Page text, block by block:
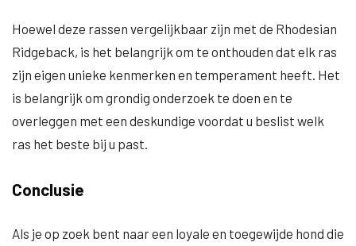
Hoewel deze rassen vergelijkbaar zijn met de Rhodesian
Ridgeback, is het belangrijk om te onthouden dat elk ras
zijn eigen unieke kenmerken en temperament heeft. Het
is belangrijk om grondig onderzoek te doen en te
overleggen met een deskundige voordat u beslist welk
ras het beste bij u past.
Conclusie
Als je op zoek bent naar een loyale en toegewijde hond die